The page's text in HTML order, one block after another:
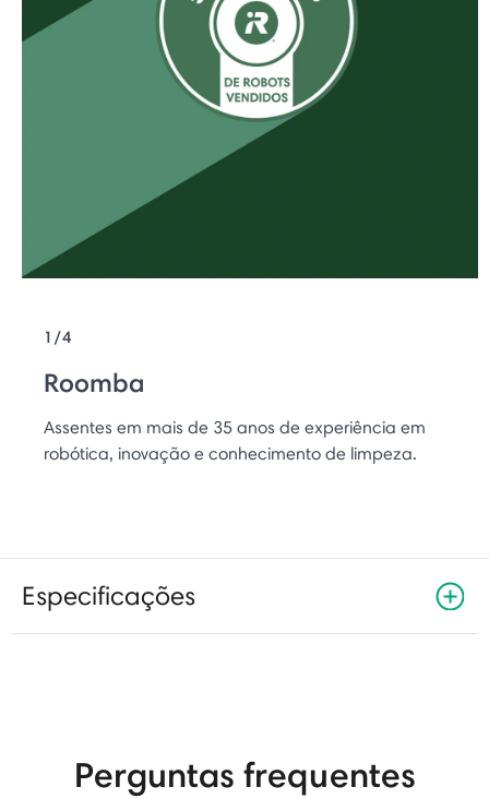
1/4
Roomba
Assentes em mais de 35 anos de experiência em
robótica, inovação e conhecimento de limpeza.
Especificações
Perguntas frequentes